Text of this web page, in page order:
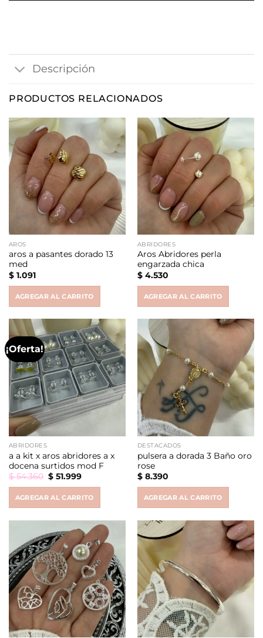
Descripción
PRODUCTOS RELACIONADOS
AROS
aros a pasantes dorado 13
med
$1.091
AGREGAR AL CARRITO
ABRIDORES
Aros Abridores perla
engarzada chica
$4.530
AGREGAR AL CARRITO
¡Oferta!
ABRIDORES
a a kit x aros abridores a x
docena surtidos mod F
$54.360 Original
price
$ 54.360.
$51.999Current
$ 51.999.
AGREGAR AL CARRITO
DESTACADOS
pulsera a dorada 3 Baño oro
rose
$8.390
AGREGAR AL CARRITO